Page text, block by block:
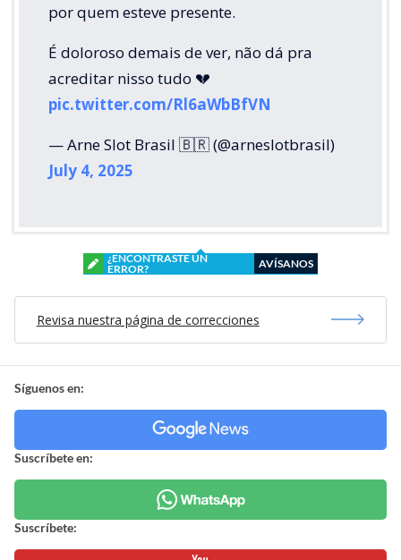
por quem esteve presente.
É doloroso demais de ver, não dá pra
acreditar nisso tudo 💔
pic.twitter.com/Rl6aWbBfVN
— Arne Slot Brasil 🇧🇷 (@arneslotbrasil)
July 4, 2025
¿ENCONTRASTE UN
ERROR?
AVÍSANOS
Revisa nuestra página de correcciones
Síguenos en:
Suscríbete en:
Suscríbete: